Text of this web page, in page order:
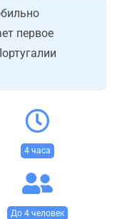
первое
4 часа
До 4 человек